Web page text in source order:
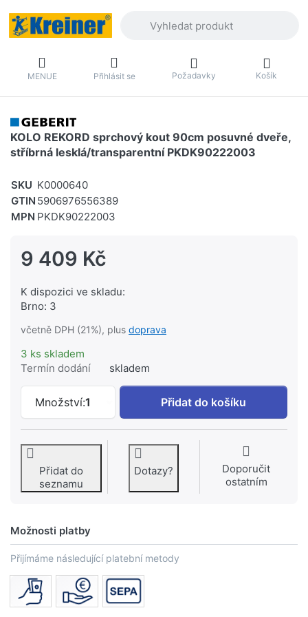
MENUE Přihlásit se Požadavky Košík
KOLO REKORD sprchový kout 90cm posuvné dveře,
stříbrná lesklá/transparentní PKDK90222003
SKU K0000640
GTIN 5906976556389
MPN PKDK90222003
9 409 Kč
K dispozici ve skladu:
Brno: 3
včetně DPH (21%), plus doprava
3 ks skladem
Termín dodání
skladem
Množství:1
KOLO REKORD sprchový kout 90cm
Přidat do košíku
Přidat do
seznamu
Dotazy?
Doporučit
ostatním
Možnosti platby
Přijímáme následující platební metody